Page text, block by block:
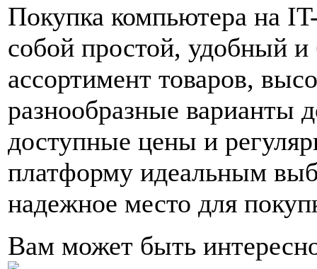
Покупка компьютера на
собой простой, удобный
ассортимент товаров,
разнообразные варианты
доступные цены и
платформу идеальным
надежное место для
Вам может быть